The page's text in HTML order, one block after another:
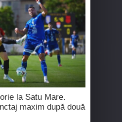
la Satu Mare.
maxim după două